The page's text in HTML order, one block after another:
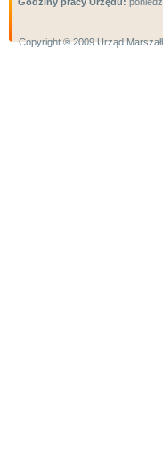
Copyright ® 2009 Urząd